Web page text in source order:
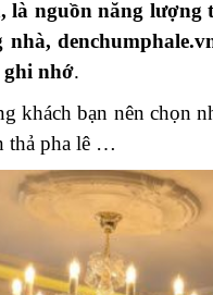
là nguồn năng
ghi nhớ.
khách bạn nên chọn
thả pha lê …